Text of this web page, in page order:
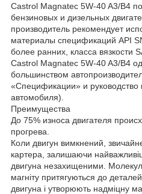
Castrol Magnatec 5W-40 A3/B4
бензиновых и дизельных
производитель рекомендует
материалы спецификаций API
более ранних, класса вязкости
Castrol Magnatec 5W-40 A3/B4
большинством
«Спецификации» и руководство
автомобиля).
Преимущества
До 75% износа двигателя
прогрева.
Коли двигун вимкнений,
картера, залишаючи
двигуна незахищеними.
магніту притягуються до деталей
двигуна і утворюють надміцну